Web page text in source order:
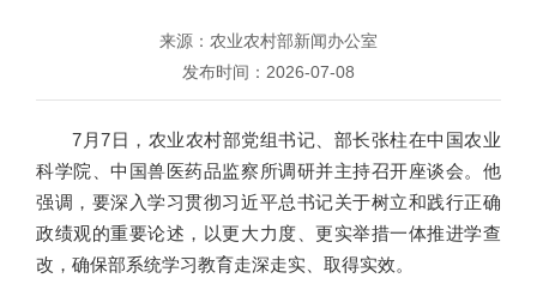
来源：农业农村部新闻办公室
发布时间：2026-07-08
7月7日，农业农村部党组书记、部长张柱在中国农业
科学院、中国兽医药品监察所调研并主持召开座谈会。他
强调，要深入学习贯彻习近平总书记关于树立和践行正确
政绩观的重要论述，以更大力度、更实举措一体推进学查
改，确保部系统学习教育走深走实、取得实效。